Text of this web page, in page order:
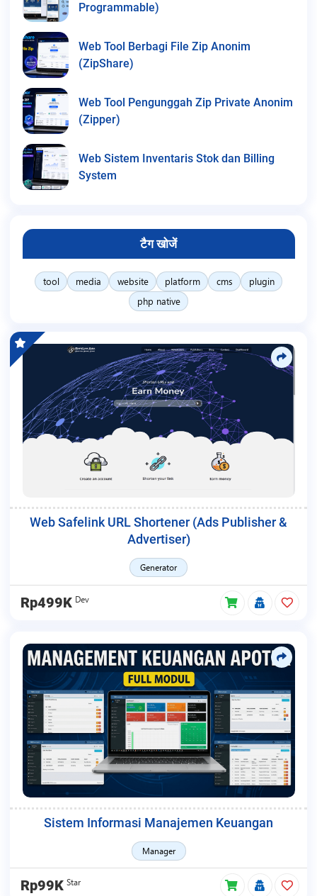
Programmable)
Web Tool Berbagi File Zip Anonim
(ZipShare)
Web Tool Pengunggah Zip Private Anonim
(Zipper)
Web Sistem Inventaris Stok dan Billing
System
टैग खोजें
tool media website platform cms
plugin
php native
Web Safelink URL Shortener (Ads Publisher &
Advertiser)
Generator
Rp499K Dev
Sistem Informasi Manajemen Keuangan
Manager
Rp99K Star